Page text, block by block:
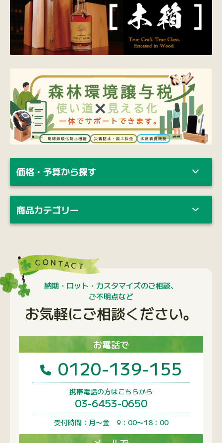
価格・予算から探す
商品カテゴリー
納期・ロット・カスタマイズのご相談、
ご不明点など
お気軽にご相談ください。
お電話で
0120-139-155
携帯電話の方はこちらから
03-6453-0650
受付時間：月〜金 9：00〜18：00